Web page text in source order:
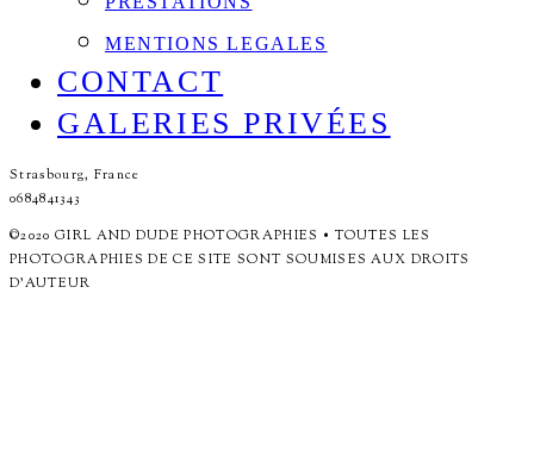
MENTIONS LEGALES
CONTACT
GALERIES PRIVÉES
Strasbourg, France
0684841343
©2020 GIRL AND DUDE PHOTOGRAPHIES • TOUTES LES
PHOTOGRAPHIES DE CE SITE SONT SOUMISES AUX DROITS
D'AUTEUR